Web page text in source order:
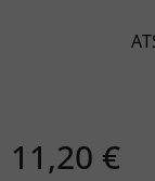
11,20 €